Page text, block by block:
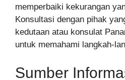
memperbaiki kekurangan
Konsultasi dengan pihak
kedutaan atau konsulat
untuk memahami langkah-
Sumber